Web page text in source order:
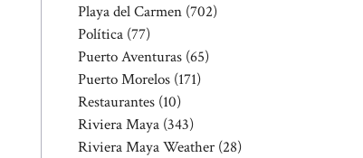
Playa del Carmen (702)
Política (77)
Puerto Aventuras (65)
Puerto Morelos (171)
Restaurantes (10)
Riviera Maya (343)
Riviera Maya Weather (28)